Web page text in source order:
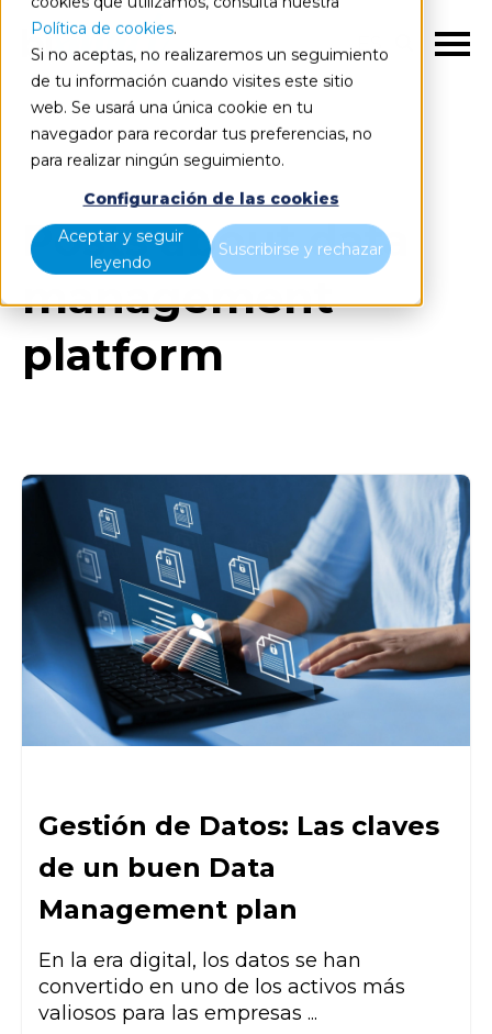
Política de cookies.
Si no aceptas, no realizaremos un seguimiento
de tu información cuando visites este sitio
web. Se usará una única cookie en tu
navegador para recordar tus preferencias, no
para realizar ningún seguimiento.
Configuración de las cookies
Aceptar y seguir
leyendo
Suscribirse y rechazar
ES
Blog Todos los artículos
Posts about data
management
platform
Gestión de Datos: Las claves
de un buen Data
Management plan
En la era digital, los datos se han
convertido en uno de los activos más
valiosos para las empresas ...